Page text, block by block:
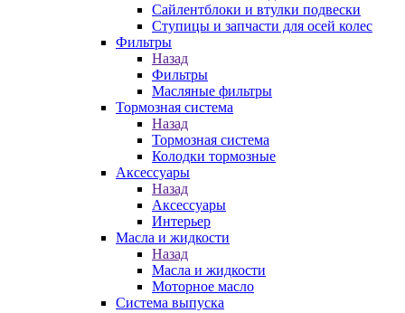
Сайлентблоки и втулки подвески
Ступицы и запчасти для осей колес
Фильтры
Назад
Фильтры
Масляные фильтры
Тормозная система
Назад
Тормозная система
Колодки тормозные
Аксессуары
Назад
Аксессуары
Интерьер
Масла и жидкости
Назад
Масла и жидкости
Моторное масло
Система выпуска